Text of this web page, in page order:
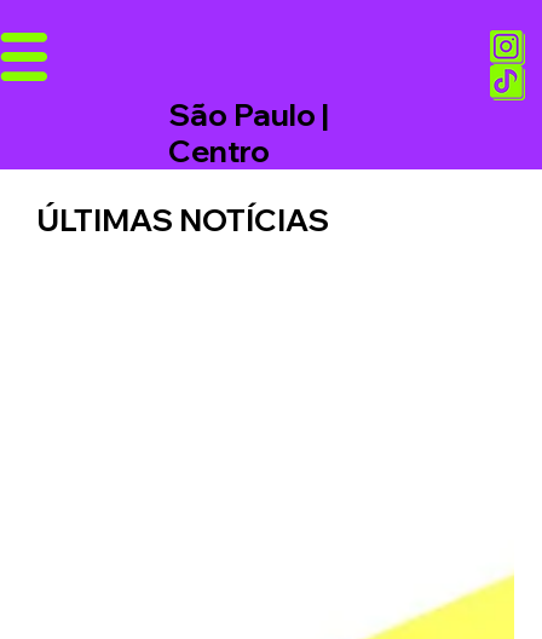
São Paulo |
Centro
ÚLTIMAS NOTÍCIAS